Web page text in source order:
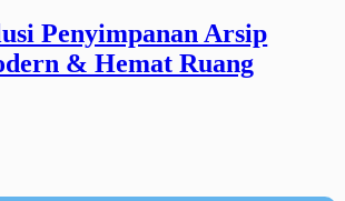
Penyimpanan Arsip
& Hemat Ruang